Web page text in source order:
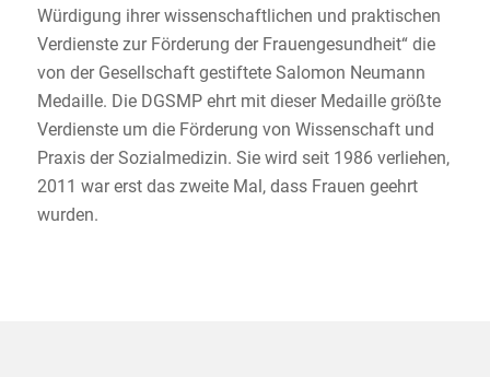
Würdigung ihrer wissenschaftlichen und praktischen
Verdienste zur Förderung der Frauengesundheit“ die
von der Gesellschaft gestiftete Salomon Neumann
Medaille. Die DGSMP ehrt mit dieser Medaille größte
Verdienste um die Förderung von Wissenschaft und
Praxis der Sozialmedizin. Sie wird seit 1986 verliehen,
2011 war erst das zweite Mal, dass Frauen geehrt
wurden.